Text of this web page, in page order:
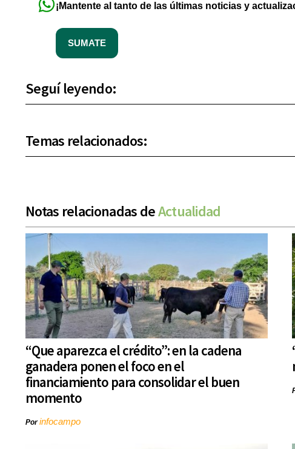
¡Mantente al tanto de las últimas noticias y
SUMATE
Seguí leyendo:
Temas relacionados:
Notas relacionadas deActualidad
“Que aparezca el crédito”: en la cadena
ganadera ponen el foco en el
financiamiento para consolidar el buen
momento
Porinfocampo